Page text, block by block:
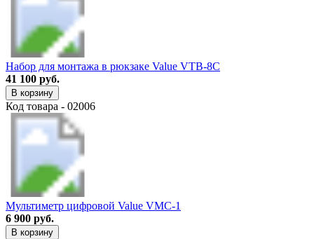
Набор для монтажа в рюкзаке Value VTB-8C
41 100 руб.
В корзину
Код товара - 02006
Мультиметр цифровой Value VMC-1
6 900 руб.
В корзину